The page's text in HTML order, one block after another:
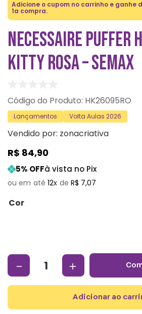
Adicione o cupom no carrinho e ganhe
1a compra.
NECESSAIRE PUFFER
KITTY ROSA – SEMAX
: HK26095RO
Lançamentos Volta Aulas 2026
Vendido por: zonacriativa
R$ 84,90
5% OFFà vista no Pix
12 R$ 7,07
Cor
＋
－
adicionar ao